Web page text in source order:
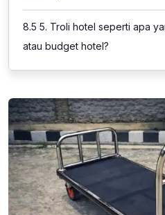
8.5 5. Troli hotel seperti apa
atau budget hotel?